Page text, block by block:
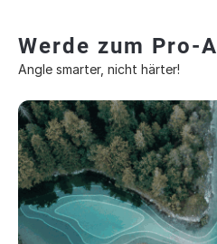
Werde zum Pro-
Angle smarter, nicht härter!